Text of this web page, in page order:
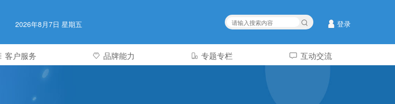
2026年8月7日 星期五 登录
客户服务 品牌能力 专题专栏 互动交流